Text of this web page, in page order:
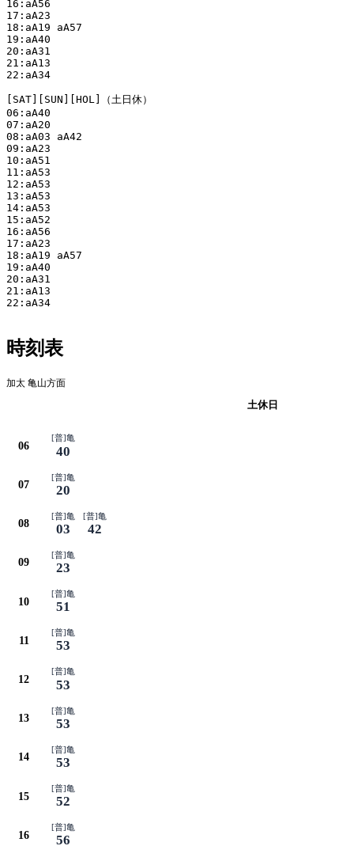
16:aA56
17:aA23
18:aA19 aA57
19:aA40
20:aA31
21:aA13
22:aA34
[SAT][SUN][HOL]（土日休）
06:aA40
07:aA20
08:aA03 aA42
09:aA23
10:aA51
11:aA53
12:aA53
13:aA53
14:aA53
15:aA52
16:aA56
17:aA23
18:aA19 aA57
19:aA40
20:aA31
21:aA13
22:aA34
時刻表
加太 亀山方面
土休日
06
[普]亀
40
07
[普]亀
20
08
[普]亀
03
[普]亀
42
09
[普]亀
23
10
[普]亀
51
11
[普]亀
53
12
[普]亀
53
13
[普]亀
53
14
[普]亀
53
15
[普]亀
52
16
[普]亀
56